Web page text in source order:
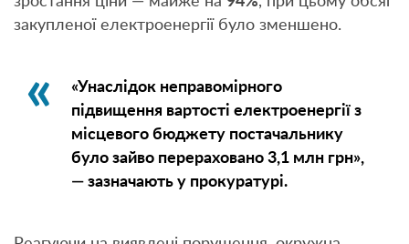
закупленої електроенергії було зменшено.
«Унаслідок неправомірного
підвищення вартості електроенергії з
місцевого бюджету постачальнику
було зайво перераховано 3,1 млн грн»,
— зазначають у прокуратурі.